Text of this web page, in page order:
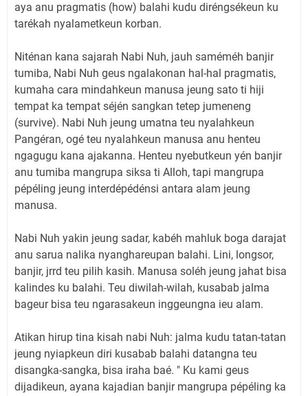
aya anu pragmatis (how) balahi kudu diréngsékeun ku
tarékah nyalametkeun korban.
Niténan kana sajarah Nabi Nuh, jauh saméméh banjir
tumiba, Nabi Nuh geus ngalakonan hal-hal pragmatis,
kumaha cara mindahkeun manusa jeung sato ti hiji
tempat ka tempat séjén sangkan tetep jumeneng
(survive). Nabi Nuh jeung umatna teu nyalahkeun
Pangéran, ogé teu nyalahkeun manusa anu henteu
ngagugu kana ajakanna. Henteu nyebutkeun yén banjir
anu tumiba mangrupa siksa ti Alloh, tapi mangrupa
pépéling jeung interdépédénsi antara alam jeung
manusa.
Nabi Nuh yakin jeung sadar, kabéh mahluk boga darajat
anu sarua nalika nyanghareupan balahi. Lini, longsor,
banjir, jrrd teu pilih kasih. Manusa soléh jeung jahat bisa
kalindes ku balahi. Teu diwilah-wilah, kusabab jalma
bageur bisa teu ngarasakeun inggeungna ieu alam.
Atikan hirup tina kisah nabi Nuh: jalma kudu tatan-tatan
jeung nyiapkeun diri kusabab balahi datangna teu
disangka-sangka, bisa iraha baé. " Ku kami geus
dijadikeun, ayana kajadian banjir mangrupa pépéling ka